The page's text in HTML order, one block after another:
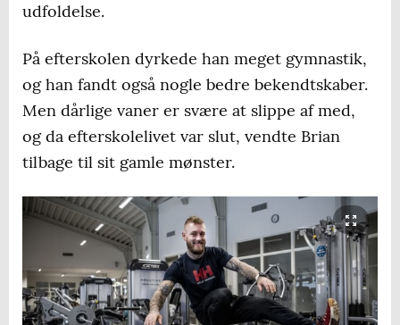
udfoldelse.
På efterskolen dyrkede han meget gymnastik,
og han fandt også nogle bedre bekendtskaber.
Men dårlige vaner er svære at slippe af med,
og da efterskolelivet var slut, vendte Brian
tilbage til sit gamle mønster.